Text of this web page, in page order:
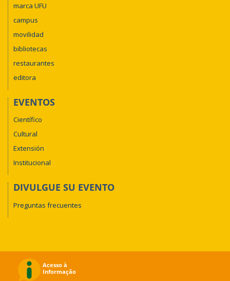
marca UFU
campus
movilidad
bibliotecas
restaurantes
editora
EVENTOS
Científico
Cultural
Extensión
Institucional
DIVULGUE SU EVENTO
Preguntas frecuentes